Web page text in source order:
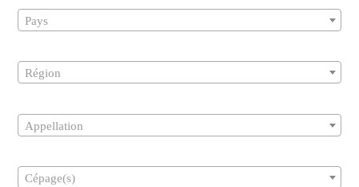
Pays
Région
Appellation
Cépage(s)